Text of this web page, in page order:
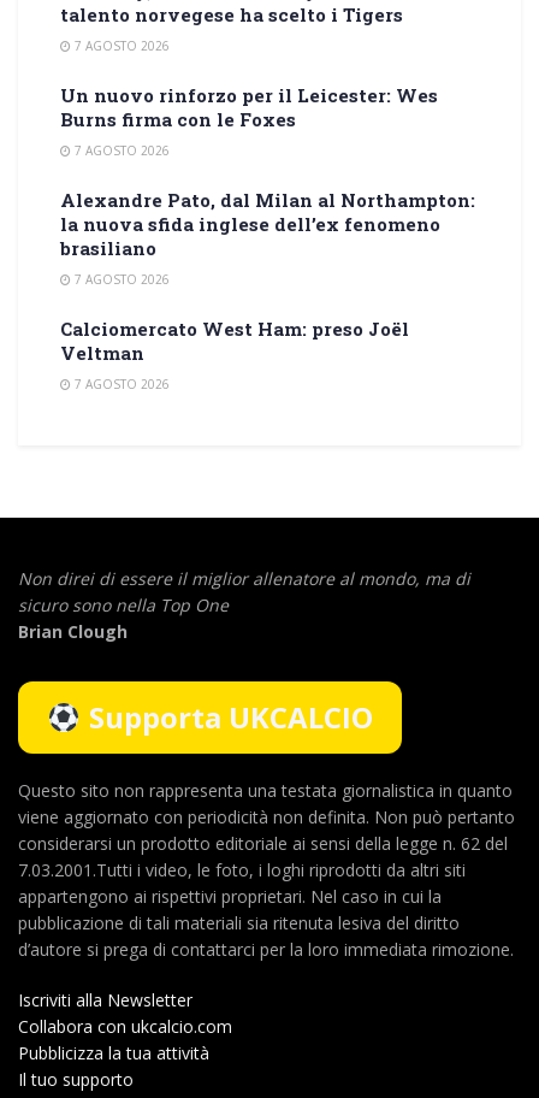
talento norvegese ha scelto i Tigers
7 AGOSTO 2026
Un nuovo rinforzo per il Leicester: Wes
Burns firma con le Foxes
7 AGOSTO 2026
Alexandre Pato, dal Milan al Northampton:
la nuova sfida inglese dell’ex fenomeno
brasiliano
7 AGOSTO 2026
Calciomercato West Ham: preso Joël
Veltman
7 AGOSTO 2026
Non direi di essere il miglior allenatore al mondo, ma di
sicuro sono nella Top One
Brian Clough
Supporta UKCALCIO
Questo sito non rappresenta una testata giornalistica in quanto
viene aggiornato con periodicità non definita. Non può pertanto
considerarsi un prodotto editoriale ai sensi della legge n. 62 del
7.03.2001.Tutti i video, le foto, i loghi riprodotti da altri siti
appartengono ai rispettivi proprietari. Nel caso in cui la
pubblicazione di tali materiali sia ritenuta lesiva del diritto
d’autore si prega di contattarci per la loro immediata rimozione.
Iscriviti alla Newsletter
Collabora con ukcalcio.com
Pubblicizza la tua attività
Il tuo supporto